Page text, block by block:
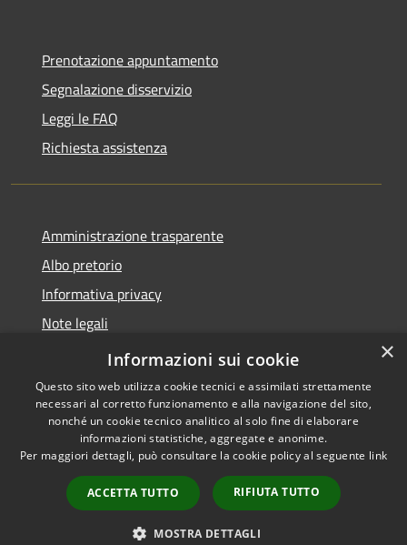
Prenotazione appuntamento
Segnalazione disservizio
Leggi le FAQ
Richiesta assistenza
Amministrazione trasparente
Albo pretorio
Informativa privacy
Note legali
Dichiarazione di accessibilità
Accessibilità
Copyright © 2026 • Comune di
Agugliano • Powered by
Municipium•
Accesso
redazione
×
Informazioni sui cookie
Questo sito web utilizza cookie tecnici e assimilati strettamente
necessari al corretto funzionamento e alla navigazione del sito,
nonché un cookie tecnico analitico al solo fine di elaborare
informazioni statistiche, aggregate e anonime.
Per maggiori dettagli, può consultare la cookie policy al seguente link
ACCETTA TUTTO RIFIUTA TUTTO
MOSTRA DETTAGLI